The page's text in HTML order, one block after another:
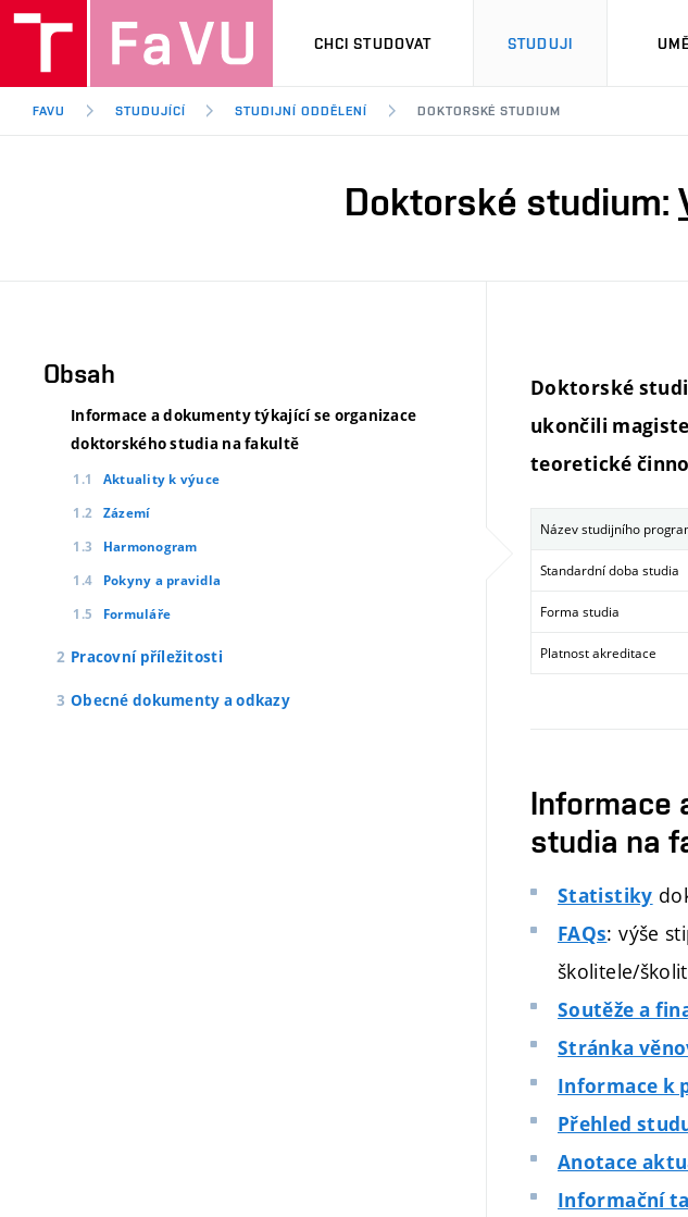
CHCI STUDOVAT STUDUJI
FAVU STUDUJÍCÍ STUDIJNÍ ODDĚLENÍ DOKTORSKÉ STUDIUM
Doktorské studium:
Obsah
Informace a dokumenty týkající se organizace
doktorského studia na fakultě
Aktuality k výuce
Zázemí
Harmonogram
Pokyny a pravidla
Formuláře
Pracovní příležitosti
Obecné dokumenty a odkazy
Doktorské
ukončili
teoretické
Název studijního
Standardní doba studia
Forma studia
Platnost akreditace
Informace
studia na
Statistiky
FAQs: výše
školitele/
Soutěže a
Stránka
Informace k
Přehled
Anotace
Informační